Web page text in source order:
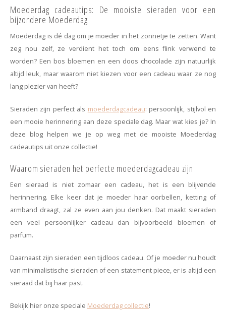
Minimalistische oorbellen
Oorbellen sets
Statement oorbellen
Strass oorbellen
Ear Cuffs
Selected by influencers
Let's party
Moon & Stars
Chains
Sieradentrends 2025
Haarspelden strik
Moederdag cadeautips: De mooiste sieraden voor een
bijzondere Moederdag
Moederdag is dé dag om je moeder in het zonnetje te zetten. Want
zeg nou zelf, ze verdient het toch om eens flink verwend te
worden? Een bos bloemen en een doos chocolade zijn natuurlijk
altijd leuk, maar waarom niet kiezen voor een cadeau waar ze nog
lang plezier van heeft?
Sieraden zijn perfect als moederdagcadeau: persoonlijk, stijlvol en
een mooie herinnering aan deze speciale dag. Maar wat kies je? In
deze blog helpen we je op weg met de mooiste Moederdag
cadeautips uit onze collectie!
Waarom sieraden het perfecte moederdagcadeau zijn
Een sieraad is niet zomaar een cadeau, het is een blijvende
herinnering. Elke keer dat je moeder haar oorbellen, ketting of
armband draagt, zal ze even aan jou denken. Dat maakt sieraden
een veel persoonlijker cadeau dan bijvoorbeeld bloemen of
parfum.
Daarnaast zijn sieraden een tijdloos cadeau. Of je moeder nu houdt
van minimalistische sieraden of een statement piece, er is altijd een
sieraad dat bij haar past.
Bekijk hier onze speciale Moederdag collectie!